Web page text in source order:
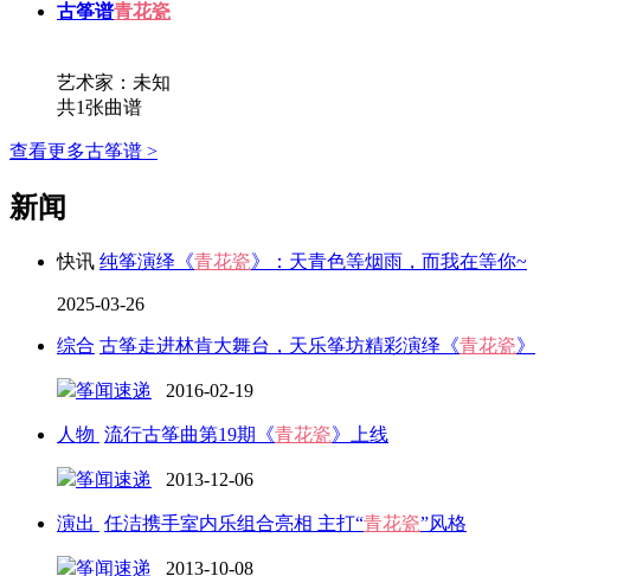
古筝谱青花瓷
艺术家：未知
共1张曲谱
查看更多古筝谱 >
新闻
快讯 纯筝演绎《青花瓷》：天青色等烟雨，而我在等你~
2025-03-26
综合 古筝走进林肯大舞台，天乐筝坊精彩演绎《青花瓷》
筝闻速递 2016-02-19
人物 流行古筝曲第19期《青花瓷》上线
筝闻速递 2013-12-06
演出 任洁携手室内乐组合亮相 主打“青花瓷”风格
筝闻速递 2013-10-08